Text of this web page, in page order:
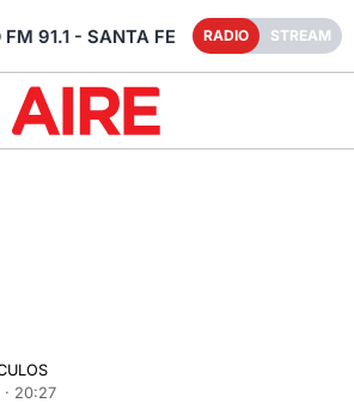
91.1 - SANTA FE RADIO STREAM
20:27